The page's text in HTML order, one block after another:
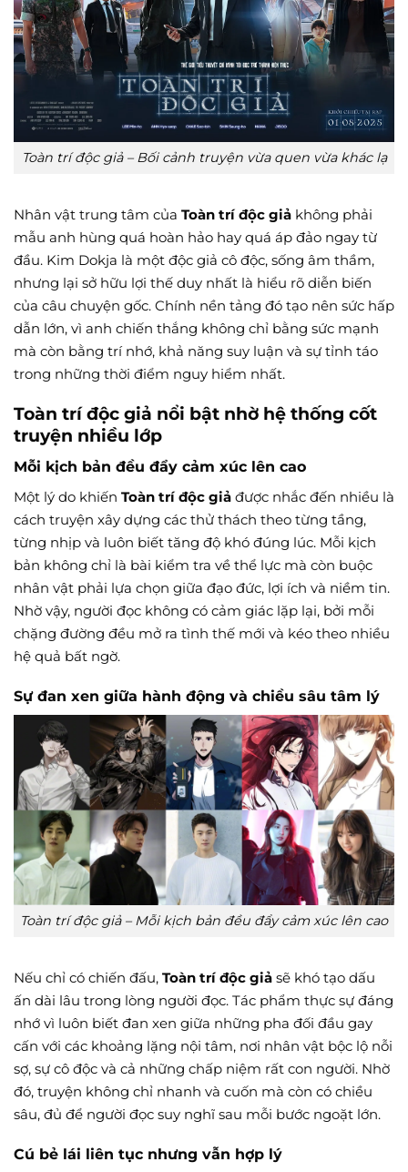
Toàn trí độc giả – Bối cảnh truyện vừa quen vừa khác lạ
Nhân vật trung tâm của Toàn trí độc giả không phải
mẫu anh hùng quá hoàn hảo hay quá áp đảo ngay từ
đầu. Kim Dokja là một độc giả cô độc, sống âm thầm,
nhưng lại sở hữu lợi thế duy nhất là hiểu rõ diễn biến
của câu chuyện gốc. Chính nền tảng đó tạo nên sức hấp
dẫn lớn, vì anh chiến thắng không chỉ bằng sức mạnh
mà còn bằng trí nhớ, khả năng suy luận và sự tỉnh táo
trong những thời điểm nguy hiểm nhất.
Toàn trí độc giả nổi bật nhờ hệ thống cốt
truyện nhiều lớp
Mỗi kịch bản đều đẩy cảm xúc lên cao
Một lý do khiến Toàn trí độc giả được nhắc đến nhiều là
cách truyện xây dựng các thử thách theo từng tầng,
từng nhịp và luôn biết tăng độ khó đúng lúc. Mỗi kịch
bản không chỉ là bài kiểm tra về thể lực mà còn buộc
nhân vật phải lựa chọn giữa đạo đức, lợi ích và niềm tin.
Nhờ vậy, người đọc không có cảm giác lặp lại, bởi mỗi
chặng đường đều mở ra tình thế mới và kéo theo nhiều
hệ quả bất ngờ.
Sự đan xen giữa hành động và chiều sâu tâm lý
Toàn trí độc giả – Mỗi kịch bản đều đẩy cảm xúc lên cao
Nếu chỉ có chiến đấu, Toàn trí độc giả sẽ khó tạo dấu
ấn dài lâu trong lòng người đọc. Tác phẩm thực sự đáng
nhớ vì luôn biết đan xen giữa những pha đối đầu gay
cấn với các khoảng lặng nội tâm, nơi nhân vật bộc lộ nỗi
sợ, sự cô độc và cả những chấp niệm rất con người. Nhờ
đó, truyện không chỉ nhanh và cuốn mà còn có chiều
sâu, đủ để người đọc suy nghĩ sau mỗi bước ngoặt lớn.
Cú bẻ lái liên tục nhưng vẫn hợp lý